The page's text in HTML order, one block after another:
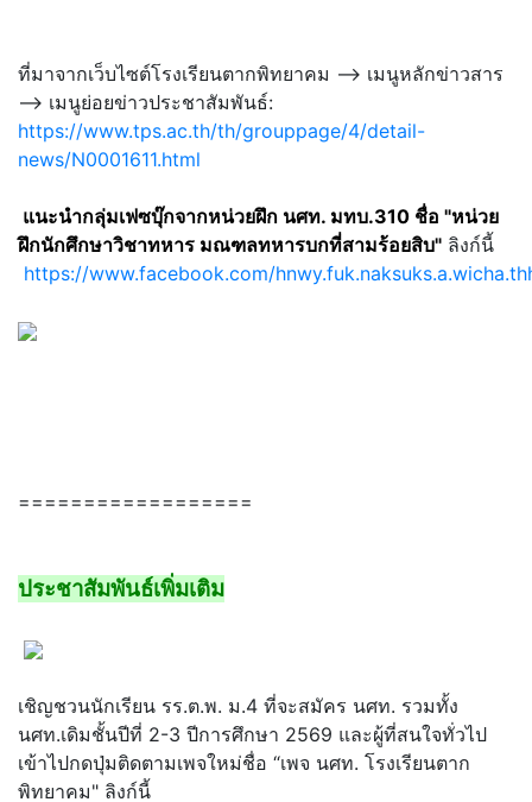
ที่มาจากเว็บไซต์โรงเรียนตากพิทยาคม --> เมนูหลักข่าวสาร
--> เมนูย่อยข่าวประชาสัมพันธ์:
https://www.tps.ac.th/th/grouppage/4/detail-
news/N0001611.html
แนะนำกลุ่มเฟซบุ๊กจากหน่วยฝึก นศท. มทบ.310 ชื่อ "หน่วย
ฝึกนักศึกษาวิชาทหาร มณฑลทหารบกที่สามร้อยสิบ" ลิงก์นี้
https://www.facebook.com/
==================
ประชาสัมพันธ์เพิ่มเติม
เชิญชวนนักเรียน รร.ต.พ. ม.4 ที่จะสมัคร นศท. รวมทั้ง
นศท.เดิมชั้นปีที่ 2-3 ปีการศึกษา 2569 และผู้ที่สนใจทั่วไป
เข้าไปกดปุ่มติดตามเพจใหม่ชื่อ “เพจ นศท. โรงเรียนตาก
พิทยาคม" ลิงก์นี้